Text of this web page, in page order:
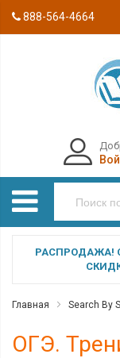
888-564-4664
РАСПРОДАЖА!
Главная Search By
ОГЭ.